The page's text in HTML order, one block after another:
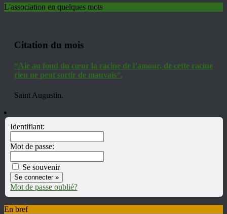
L'association en quelques mots
Citation du mois
“Aie au fond du cœur la racine de l’amour, de cette racine
rien ne peut sortir de mauvais”.
Saint Augustin.
Identifiant:
Mot de passe:
Se souvenir
Mot de passe oublié?
En bref